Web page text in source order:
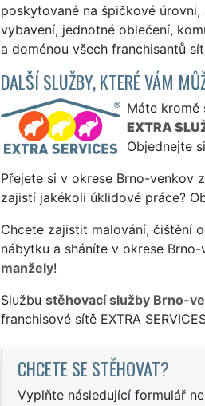
poskytované na špičkové
vybavení, jednotné oblečení,
a doménou všech franchisantů
DALŠÍ SLUŽBY, KTERÉ VÁM
Máte kromě
EXTRA
Objednejte
Přejete si v okrese Brno-venkov
zajistí jakékoli úklidové práce?
Chcete zajistit malování, čištění
nábytku a sháníte v okrese
manžely!
Službu stěhovací služby Brno-
franchisové sítě EXTRA
CHCETE SE STĚHOVAT?
Vyplňte následující formulář